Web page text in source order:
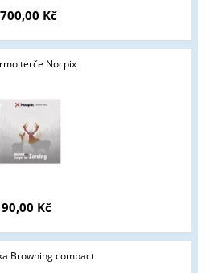
Kč
terče Nocpix
Kč
Browning compact
zbraně a střelivo. Splňujete tyto
NE